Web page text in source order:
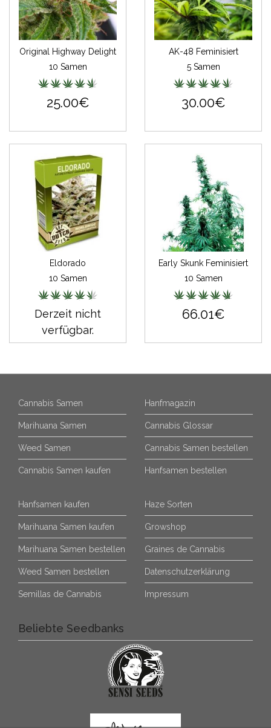
Original Highway Delight
10 Samen
25.00€
AK-48 Feminisiert
5 Samen
30.00€
Eldorado
10 Samen
Derzeit nicht
verfügbar.
Early Skunk Feminisiert
10 Samen
66.01€
Cannabis Samen
Marihuana Samen
Weed Samen
Cannabis Samen kaufen
Hanfmagazin
Cannabis Glossar
Cannabis Samen bestellen
Hanfsamen bestellen
Hanfsamen kaufen
Marihuana Samen kaufen
Marihuana Samen bestellen
Weed Samen bestellen
Semillas de Cannabis
Haze Sorten
Growshop
Graines de Cannabis
Datenschutzerklärung
Impressum
Beliebte Seedbanks